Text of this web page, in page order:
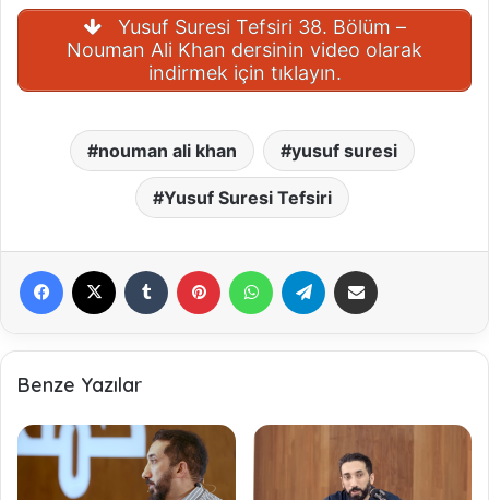
Yusuf Suresi Tefsiri 38. Bölüm –
Nouman Ali Khan dersinin video olarak
indirmek için tıklayın.
nouman ali khan yusuf suresi
Yusuf Suresi Tefsiri
Benze Yazılar